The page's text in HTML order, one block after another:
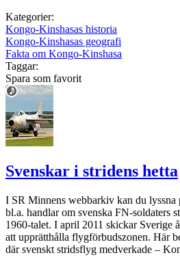
Kategorier:
Kongo-Kinshasas historia
Kongo-Kinshasas geografi
Fakta om Kongo-Kinshasa
Taggar:
Spara som favorit
Svenskar i stridens hetta
I SR Minnens webbarkiv kan du lyssna
bl.a. handlar om svenska FN-soldaters
1960-talet. I april 2011 skickar Sverige
att upprätthålla flygförbudszonen. Här
där svenskt stridsflyg medverkade –